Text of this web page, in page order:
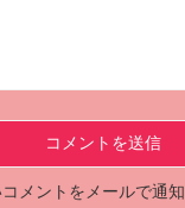
メントをメールで通知